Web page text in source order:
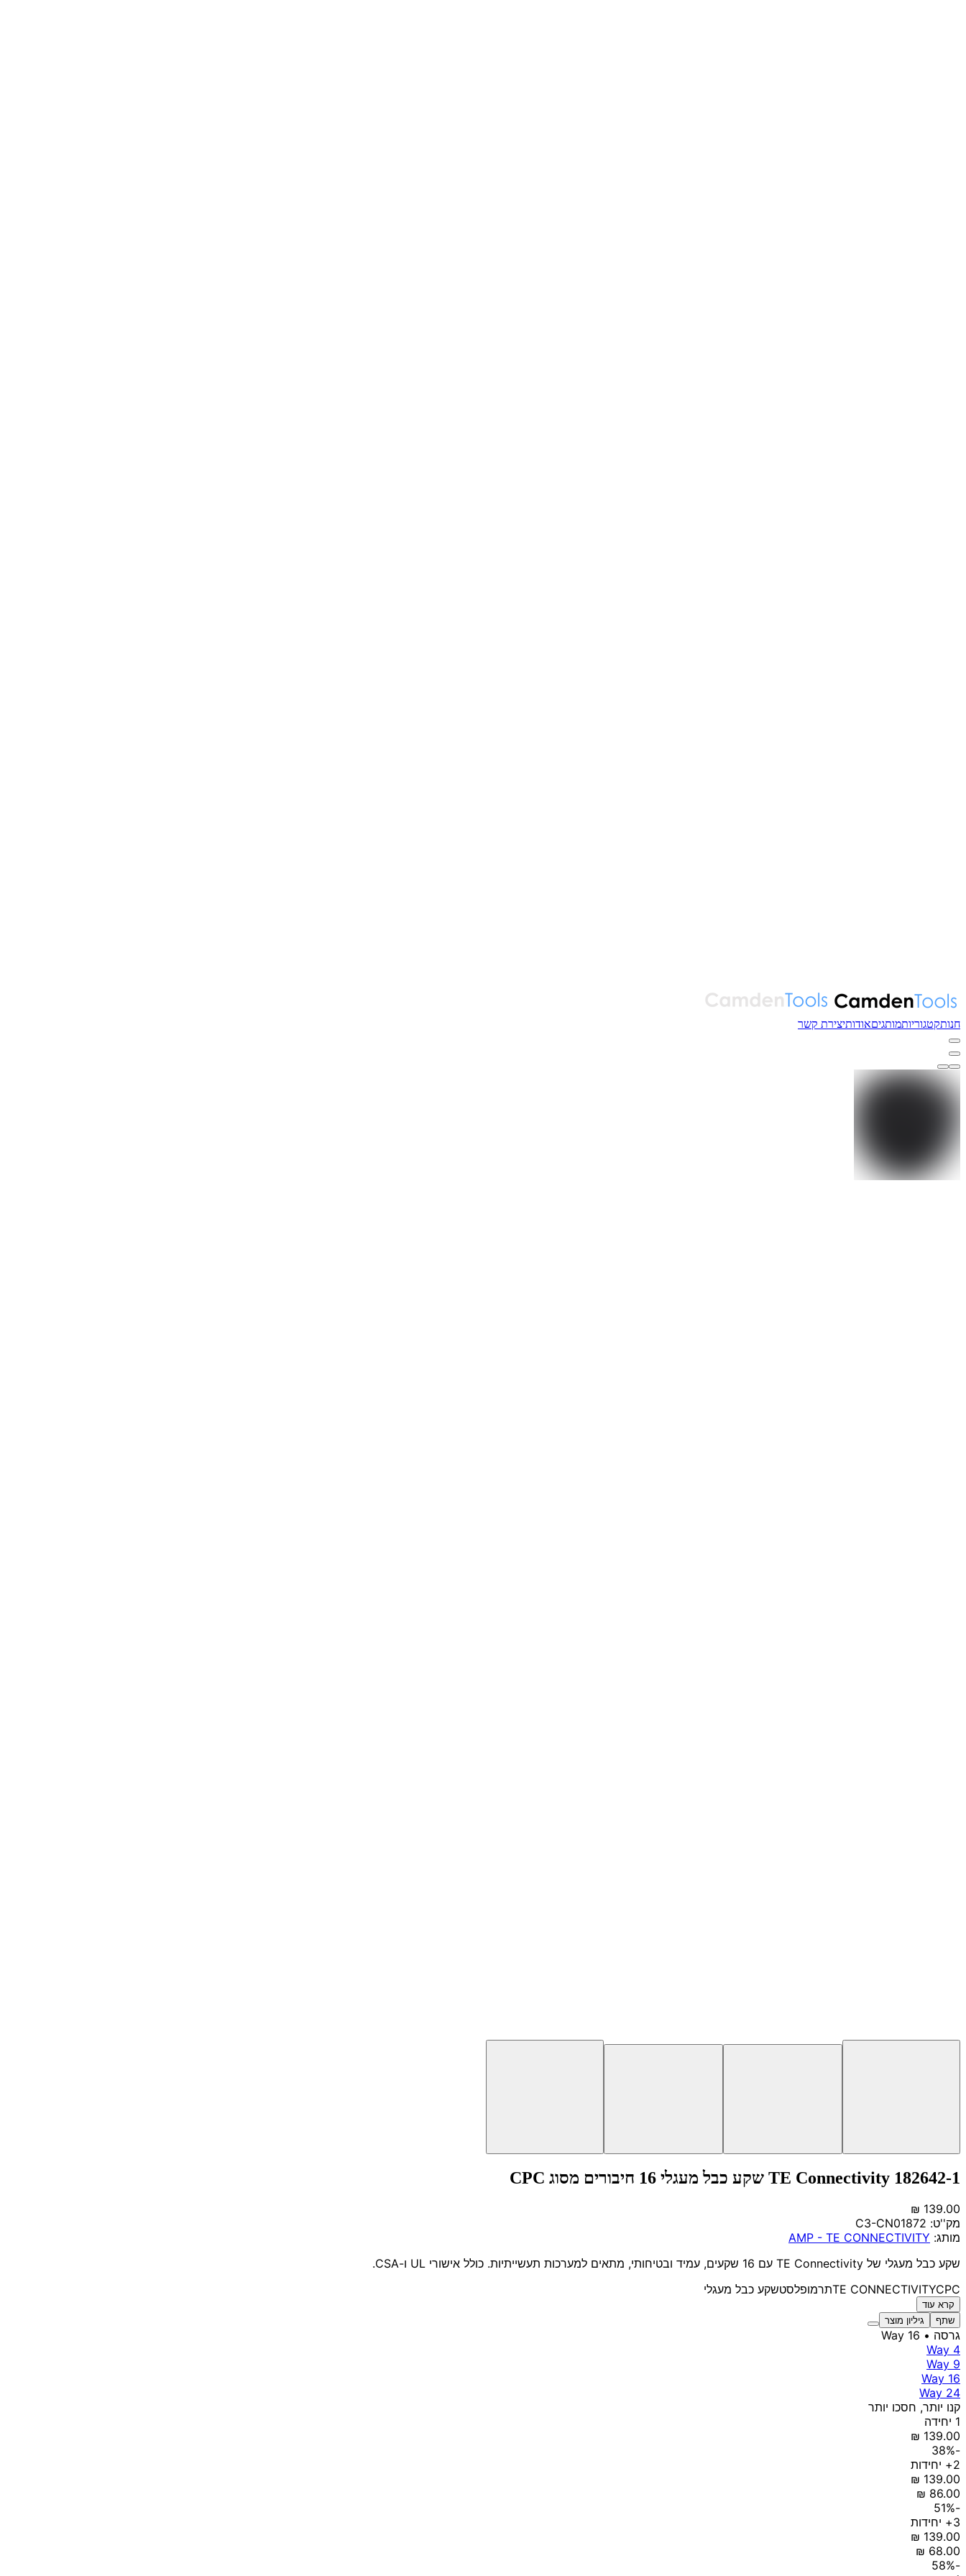
חנותקטגוריותמותגיםאודותיצירת קשר
TE Connectivity 182642-1 שקע כבל מעגלי 16 חיבורים מסוג CPC
מק''ט: C3-CN01872
מותג: AMP - TE CONNECTIVITY
שקע כבל מעגלי של TE Connectivity עם 16 שקעים, עמיד ובטיחותי, מתאים למערכות תעשייתיות. כולל אישורי UL ו-CSA.
TE CONNECTIVITYCPC תרמופלסטשקע כבל מעגלי
קרא עוד
שתף
גיליון מוצר
גרסה • 16 Way
4 Way
9 Way
16 Way
24 Way
קנו יותר, חסכו יותר
1 יחידה
-38%
2+ יחידות
-51%
3+ יחידות
-58%